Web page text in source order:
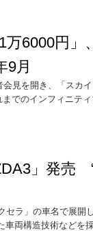
万6000円
9月
見を開き、「スカ
でのインフィニテ
」発売
ラ」の車名で展開
車両構造技術などを